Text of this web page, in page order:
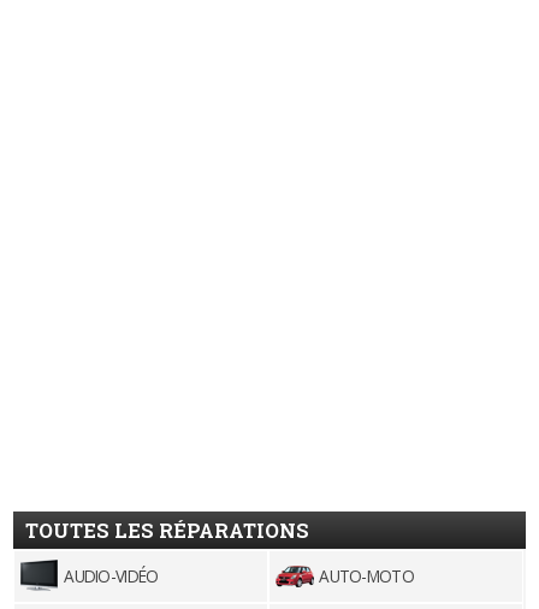
TOUTES LES RÉPARATIONS
AUDIO-VIDÉO AUTO-MOTO